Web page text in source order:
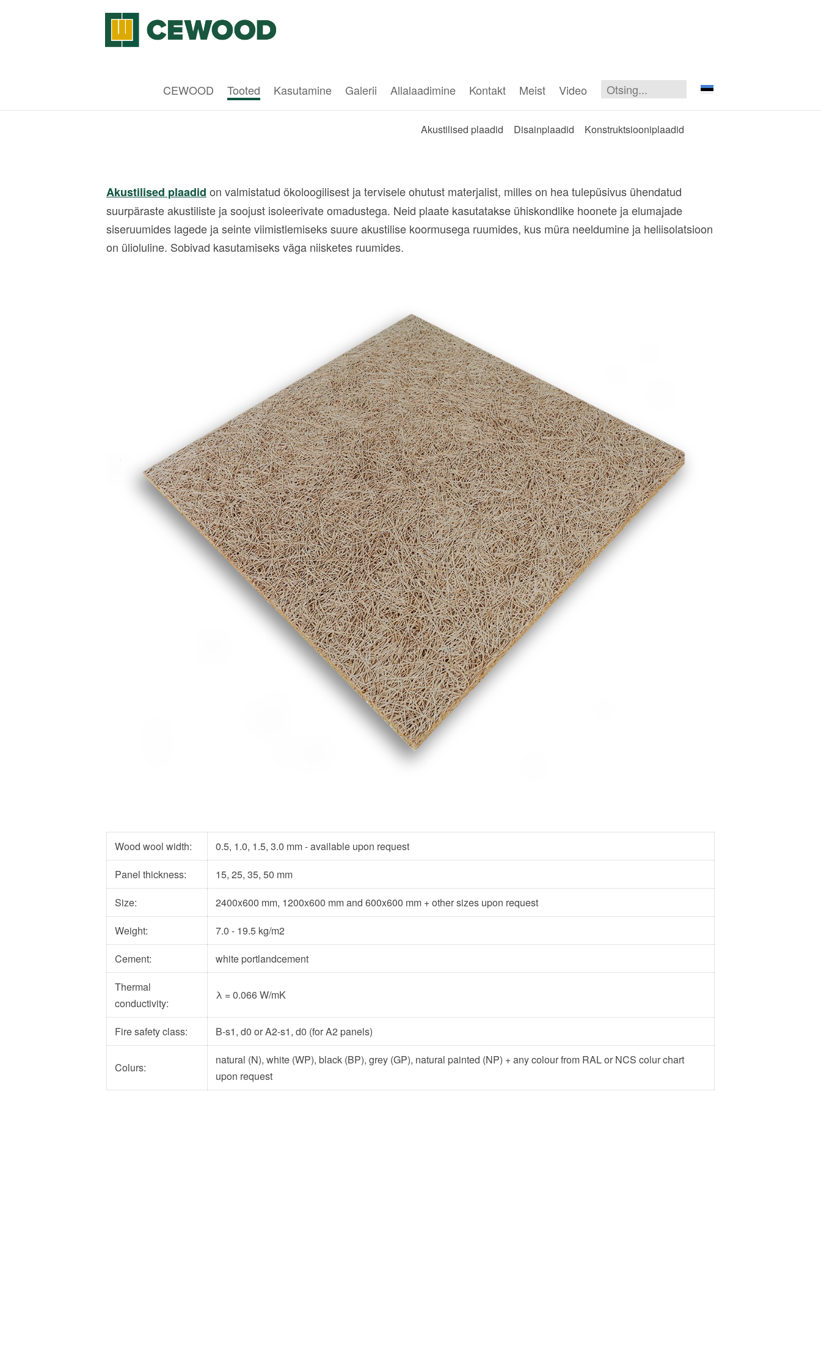
CEWOOD Tooted Kasutamine Galerii Allalaadimine Kontakt Meist Video
Akustilised plaadid Disainplaadid Konstruktsiooniplaadid
Akustilised plaadid on valmistatud ökoloogilisest ja tervisele ohutust materjalist, milles on hea tulepüsivus ühendatud
suurpäraste akustiliste ja soojust isoleerivate omadustega. Neid plaate kasutatakse ühiskondlike hoonete ja elumajade
siseruumides lagede ja seinte viimistlemiseks suure akustilise koormusega ruumides, kus müra neeldumine ja heliisolatsioon
on ülioluline. Sobivad kasutamiseks väga niisketes ruumides.
Wood wool width:
0.5, 1.0, 1.5, 3.0 mm - available upon request
Panel thickness:
15, 25, 35, 50 mm
Size:
2400x600 mm, 1200x600 mm and 600x600 mm + other sizes upon request
Weight:
7.0 - 19.5 kg/m2
Cement:
white portlandcement
Thermal
conductivity:
λ = 0.066 W/mK
Fire safety class: B-s1, d0 or A2-s1, d0 (for A2 panels)
Colurs:
natural (N), white (WP), black (BP), grey (GP), natural painted (NP) + any colour from RAL or NCS colur chart
upon request